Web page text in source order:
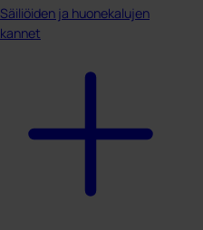
Säiliöiden ja huonekalujen
kannet